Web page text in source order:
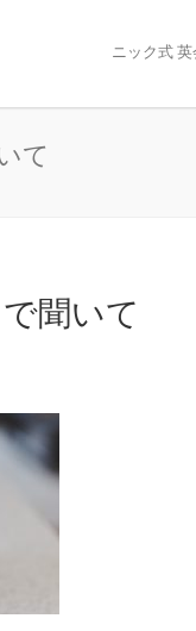
ニック式
て
聞いて